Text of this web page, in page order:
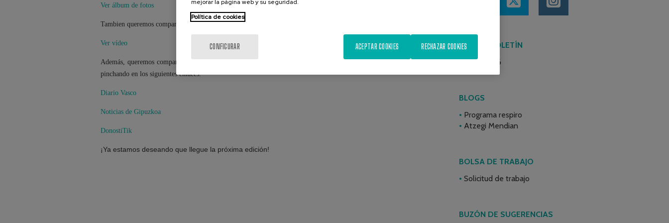
Ver álbum de fotos
Tambien queremos compartir este vídeo que recoge algunos de los mejores momentos del Trofeo.
Ver vídeo
Además, queremos compartir algunas noticias de los medios que se han hecho eco de la jornada a las que podéis acceder
pinchando en los siguientes enlaces.
Diario Vasco
Noticias de Gipuzkoa
DonostiTik
¡Ya estamos deseando que llegue la próxima edición!
ÚLTIMO BOLETÍN
Junio 2026
BLOGS
Programa respiro
Atzegi Mendian
BOLSA DE TRABAJO
Solicitud de trabajo
BUZÓN DE SUGERENCIAS
mejorar la página web y su seguridad.
Política de cookies
CONFIGURAR RECHAZAR COOKIES
ACEPTAR COOKIES